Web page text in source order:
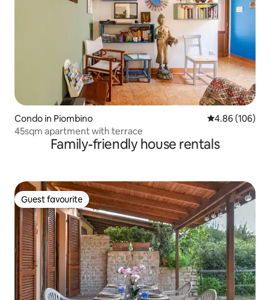
Condo in Piombino 4.86 out of 5
4.86 (106)
45sqm apartment with terrace
Family-friendly house rentals
Guest favourite
Guest favourite